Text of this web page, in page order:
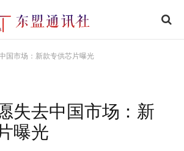
国市场：新款专供芯片曝光
失去中国市场：新
曝光